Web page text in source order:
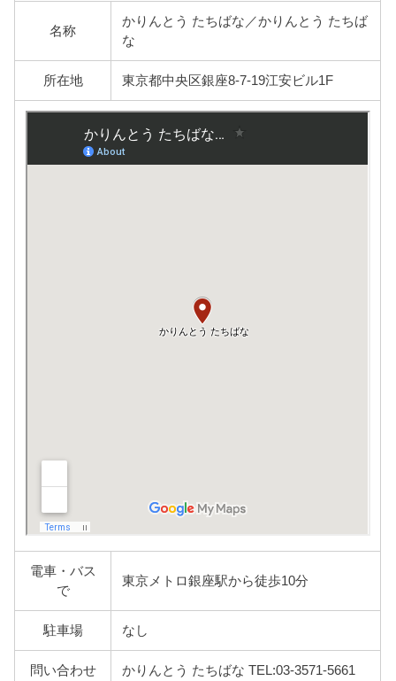
名称
かりんとう たちばな／かりんとう たちば
な
所在地 東京都中央区銀座8-7-19江安ビル1F
電車・バス
で
東京メトロ銀座駅から徒歩10分
駐車場 なし
問い合わせ かりんとう たちばな TEL:03-3571-5661